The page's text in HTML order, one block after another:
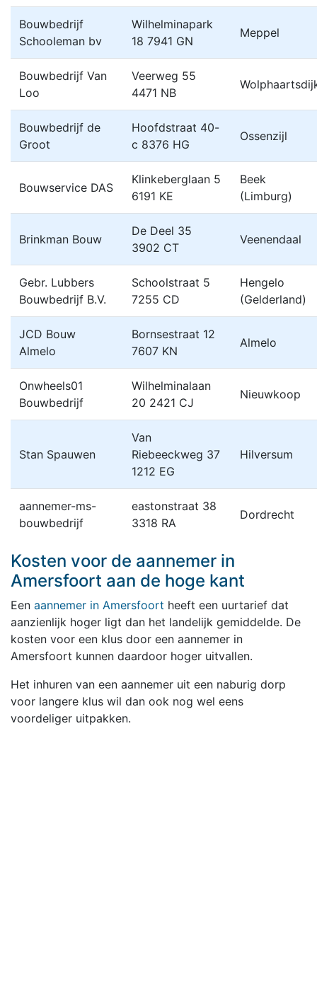
Bouwbedrijf
Schooleman bv
Wilhelminapark
18 7941 GN
Meppel
Bouwbedrijf Van
Loo
Veerweg 55
4471 NB
Bouwbedrijf de
Groot
Hoofdstraat 40-
c 8376 HG
Ossenzijl
Bouwservice DAS
Klinkeberglaan 5
6191 KE
Beek
(Limburg)
Brinkman Bouw
De Deel 35
3902 CT
Veenendaal
Gebr. Lubbers
Bouwbedrijf B.V.
Schoolstraat 5
7255 CD
Hengelo
(Gelderland)
JCD Bouw
Almelo
Bornsestraat 12
7607 KN
Almelo
Onwheels01
Bouwbedrijf
Wilhelminalaan
20 2421 CJ
Nieuwkoop
Stan Spauwen
Van
Riebeeckweg 37
1212 EG
Hilversum
aannemer-ms-
bouwbedrijf
eastonstraat 38
3318 RA
Dordrecht
Kosten voor de aannemer in
Amersfoort aan de hoge kant
Een aannemer in Amersfoort heeft een uurtarief dat
aanzienlijk hoger ligt dan het landelijk gemiddelde. De
kosten voor een klus door een aannemer in
Amersfoort kunnen daardoor hoger uitvallen.
Het inhuren van een aannemer uit een naburig dorp
voor langere klus wil dan ook nog wel eens
voordeliger uitpakken.